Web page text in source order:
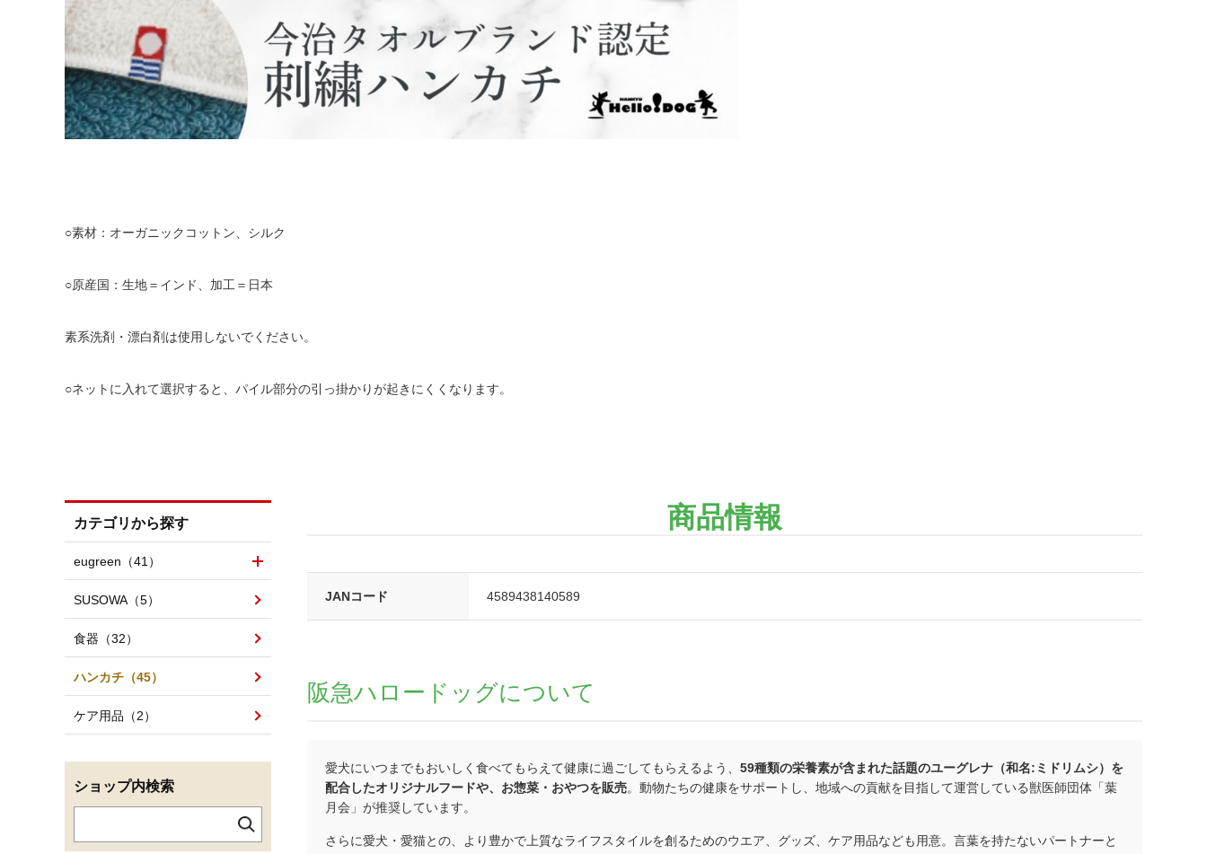
○素材：オーガニックコットン、シルク
○原産国：生地＝インド、加工＝日本
素系洗剤・漂白剤は使用しないでください。
○ネットに入れて選択すると、パイル部分の引っ掛かりが起きにくくなります。
商品情報
JANコード 4589438140589
阪急ハロードッグについて
愛犬にいつまでもおいしく食べてもらえて健康に過ごしてもらえるよう、 59種類の栄養素が含まれた話題のユーグレナ（和名:ミドリムシ）を
配合したオリジナルフードや、お惣菜・おやつを販売。動物たちの健康をサポートし、地域への貢献を目指して運営している獣医師団体「葉
月会」が推奨しています。
さらに愛犬・愛猫との、より豊かで上質なライフスタイルを創るためのウエア、グッズ、ケア用品なども用意。言葉を持たないパートナーと
カテゴリから探す
eugreen（41）
SUSOWA（5）
食器（32）
ハンカチ（45）
ケア用品（2）
ショップ内検索